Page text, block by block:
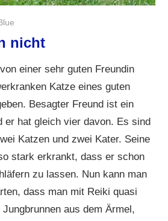
nicht
einer sehr guten Freundin
Katze eines guten
Besagter Freund ist ein
er hat gleich vier davon. Es sind
Katzen und zwei Kater. Seine
stark erkrankt, dass er schon
zu lassen. Nun kann man
dass man mit Reiki quasi
aus dem Ärmel,